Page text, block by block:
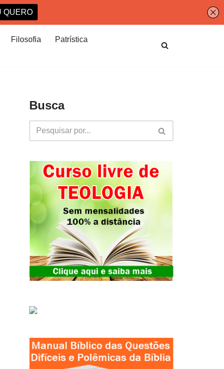
Filosofia
Patrística
Busca